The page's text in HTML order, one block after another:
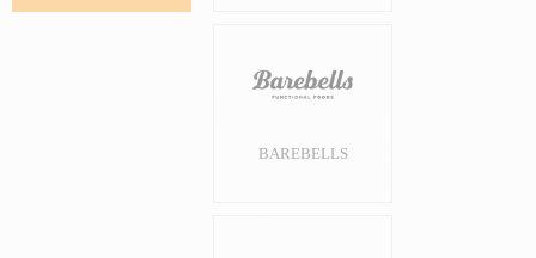
BAREBELLS